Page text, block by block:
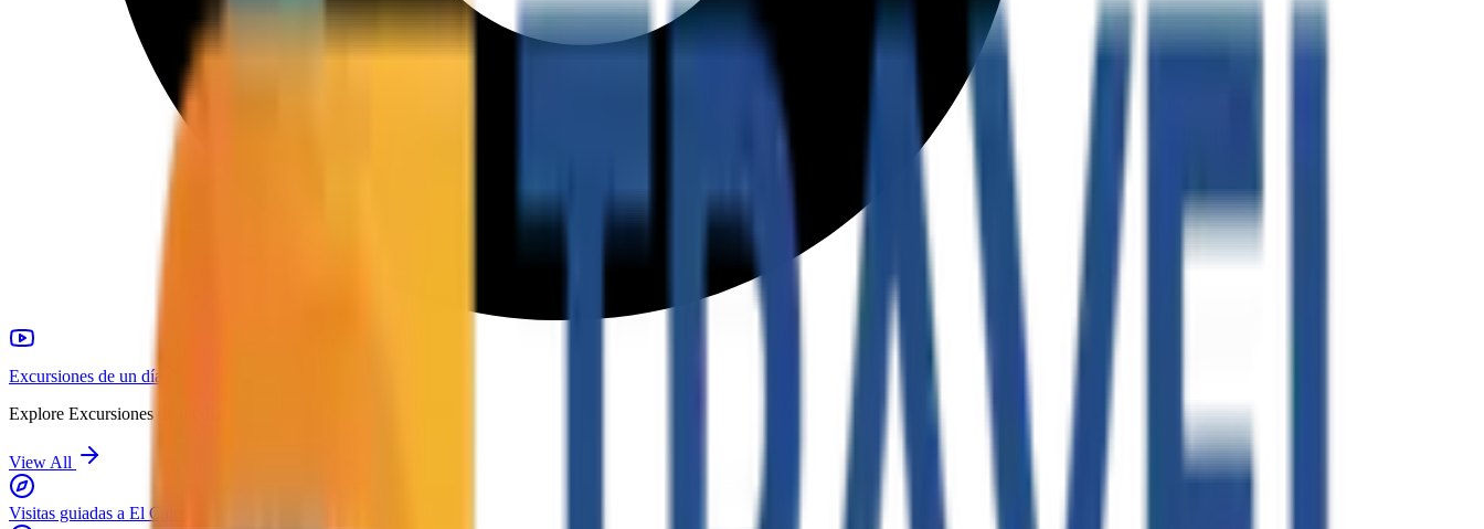
Excursiones de un día
Explore Excursiones de un día
View All
Visitas guiadas a El Cairo